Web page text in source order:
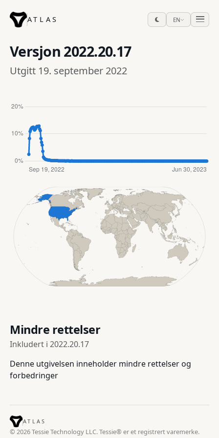
ATLAS EN
Versjon 2022.20.17
Utgitt 19. september 2022
Mindre rettelser
Inkludert i 2022.20.17
Denne utgivelsen inneholder mindre rettelser og
forbedringer
ATLAS
© 2026 Tessie Technology LLC. Tessie® er et registrert varemerke.